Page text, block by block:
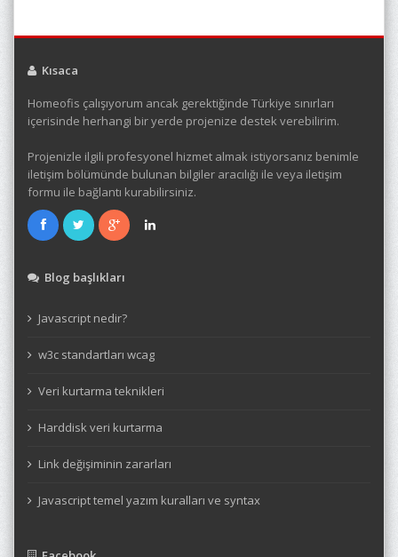
Kısaca
Homeofis çalışıyorum ancak gerektiğinde Türkiye sınırları
içerisinde herhangi bir yerde projenize destek verebilirim.
Projenizle ilgili profesyonel hizmet almak istiyorsanız benimle
iletişim bölümünde bulunan bilgiler aracılığı ile veya iletişim
formu ile bağlantı kurabilirsiniz.
Blog başlıkları
Javascript nedir?
w3c standartları wcag
Veri kurtarma teknikleri
Harddisk veri kurtarma
Link değişiminin zararları
Javascript temel yazım kuralları ve syntax